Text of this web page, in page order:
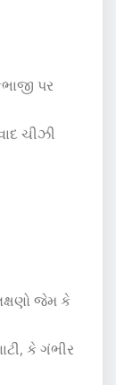
પર
ચીઝી
જેમ કે
કે ગંભીર